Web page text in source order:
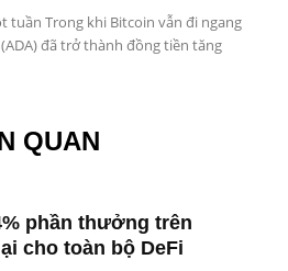
tuần Trong khi Bitcoin vẫn đi ngang
đã trở thành đồng tiền tăng
QUAN
phần thưởng trên
cho toàn bộ DeFi